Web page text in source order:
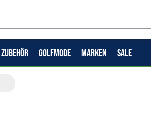
ZUBEHÖR GOLFMODE MARKEN SALE